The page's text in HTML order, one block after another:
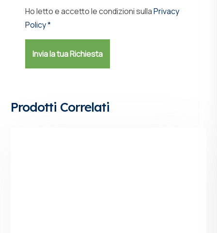
Ho letto e accetto le condizioni sullaPrivacy
Policy *
Prodotti Correlati